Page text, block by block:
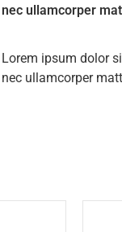
nec ullamcorper
Lorem ipsum dolor
nec ullamcorper